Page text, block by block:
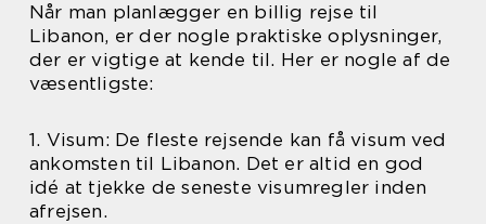
Når man planlægger en billig rejse til
Libanon, er der nogle praktiske oplysninger,
der er vigtige at kende til. Her er nogle af de
væsentligste:
1. Visum: De fleste rejsende kan få visum ved
ankomsten til Libanon. Det er altid en god
idé at tjekke de seneste visumregler inden
afrejsen.